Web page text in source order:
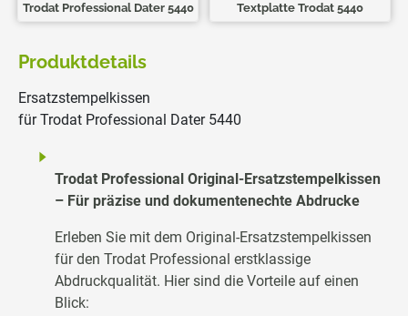
Trodat Professional Dater 5440 Textplatte Trodat 5440
Produktdetails
Ersatzstempelkissen
für Trodat Professional Dater 5440
Trodat Professional Original-Ersatzstempelkissen
– Für präzise und dokumentenechte Abdrucke
Erleben Sie mit dem Original-Ersatzstempelkissen
für den Trodat Professional erstklassige
Abdruckqualität. Hier sind die Vorteile auf einen
Blick: